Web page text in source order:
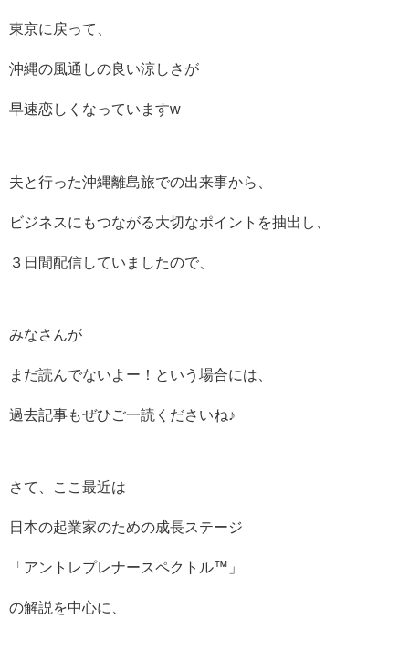
東京に戻って、
沖縄の風通しの良い涼しさが
早速恋しくなっていますw
夫と行った沖縄離島旅での出来事から、
ビジネスにもつながる大切なポイントを抽出し、
３日間配信していましたので、
みなさんが
まだ読んでないよー！という場合には、
過去記事もぜひご一読くださいね♪
さて、ここ最近は
日本の起業家のための成長ステージ
「アントレプレナースペクトル™️」
の解説を中心に、